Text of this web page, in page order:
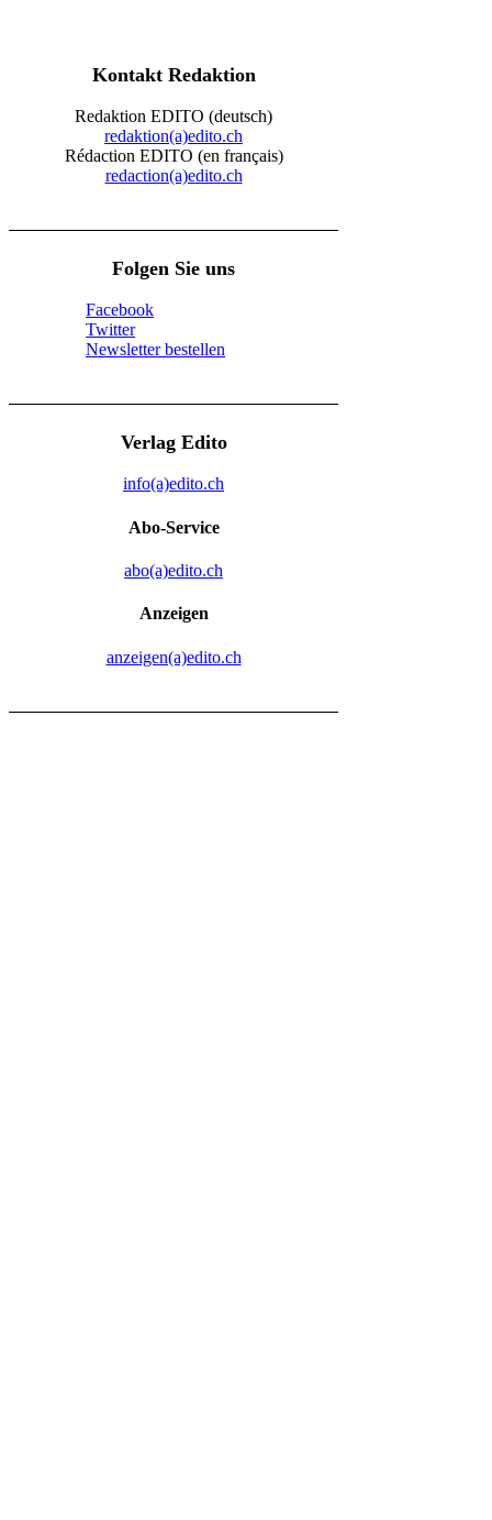
Kontakt Redaktion
Redaktion EDITO (deutsch)
redaktion(a)edito.ch
Rédaction EDITO (en français)
redaction(a)edito.ch
Folgen Sie uns
Facebook
Twitter
Newsletter bestellen
Verlag Edito
info(a)edito.ch
Abo-Service
abo(a)edito.ch
Anzeigen
anzeigen(a)edito.ch